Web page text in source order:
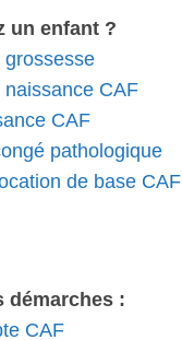
un enfant ?
grossesse
CAF
CAF
pathologique
de base CAF
démarches :
CAF